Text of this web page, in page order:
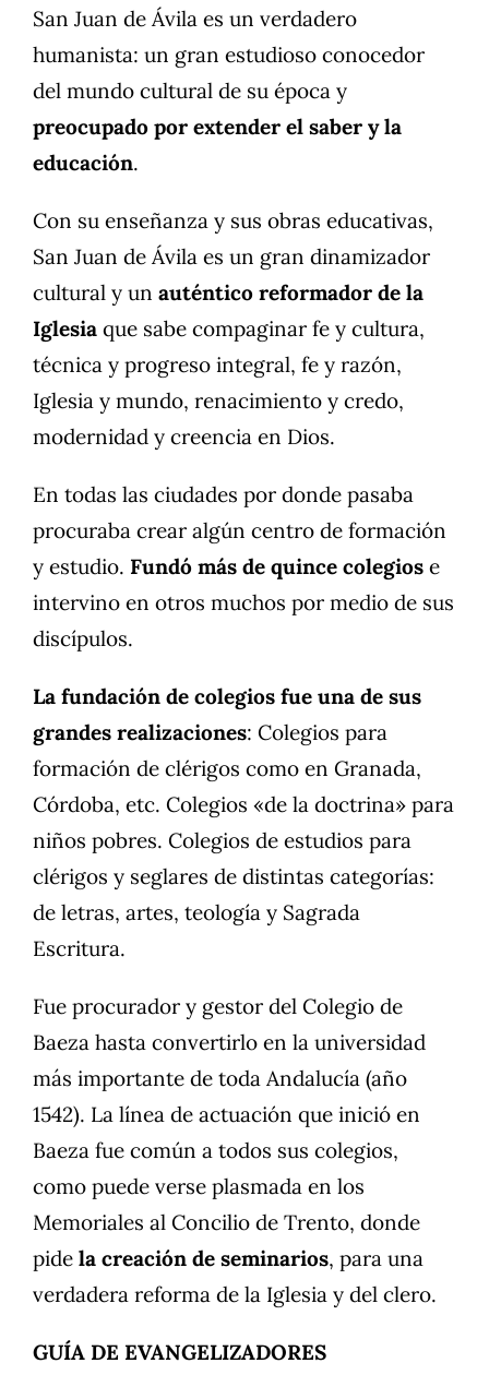
San Juan de Ávila es un verdadero
humanista: un gran estudioso conocedor
del mundo cultural de su época y
preocupado por extender el saber y la
educación.
Con su enseñanza y sus obras educativas,
San Juan de Ávila es un gran dinamizador
cultural y un auténtico reformador de la
Iglesia que sabe compaginar fe y cultura,
técnica y progreso integral, fe y razón,
Iglesia y mundo, renacimiento y credo,
modernidad y creencia en Dios.
En todas las ciudades por donde pasaba
procuraba crear algún centro de formación
y estudio. Fundó más de quince colegios e
intervino en otros muchos por medio de sus
discípulos.
La fundación de colegios fue una de sus
grandes realizaciones: Colegios para
formación de clérigos como en Granada,
Córdoba, etc. Colegios «de la doctrina» para
niños pobres. Colegios de estudios para
clérigos y seglares de distintas categorías:
de letras, artes, teología y Sagrada
Escritura.
Fue procurador y gestor del Colegio de
Baeza hasta convertirlo en la universidad
más importante de toda Andalucía (año
1542). La línea de actuación que inició en
Baeza fue común a todos sus colegios,
como puede verse plasmada en los
Memoriales al Concilio de Trento, donde
pide la creación de seminarios, para una
verdadera reforma de la Iglesia y del clero.
GUÍA DE EVANGELIZADORES